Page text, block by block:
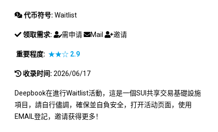
代币符号: Waitlist
领取需求: 需申请 Mail 邀请
重要程度: ★★☆ 2.9
收录时间: 2026/06/17
Deepbook在進行Waitlist活動，這是一個SUI共享交易基礎設施
項目，請自行儘調，確保並自負安全，打开活动页面，使用
EMAIL登記，邀请获得更多！